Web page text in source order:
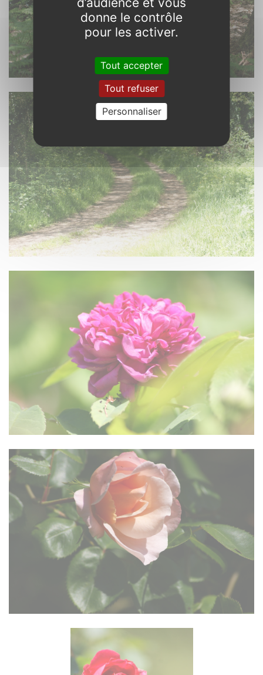
donne le contrôle
pour les activer.
Tout accepter
Tout refuser
Personnaliser